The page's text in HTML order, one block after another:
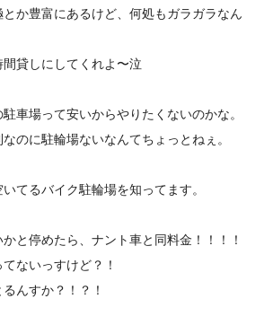
か豊富にあるけど、何処もガラガラなん
貸しにしてくれよ〜泣
車場って安いからやりたくないのかな。
のに駐輪場ないなんてちょっとねぇ。
てるバイク駐輪場を知ってます。
と停めたら、ナント車と同料金！！！！
ないっすけど？！
んすか？！？！